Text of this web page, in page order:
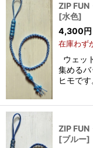
ZIP FUN
[水色]
4,300円
在庫わず
ウェッ
集める
ヒモで
ZIP FUN
[ブルー]